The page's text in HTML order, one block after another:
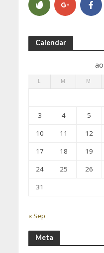
Calendar
L M M
3
4 5
10
11 12
17
18 19
24
25 26
31
« Sep
Meta